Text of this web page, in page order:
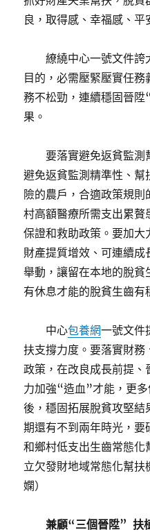
良，取得感、幸福感、平
繚繞中心一號文件誇
目的，必需壓緊壓實任
務不松勁，連續穩固晉
果。
要落實避免返貧監測
避免返貧監測精準性、
險的農戶，合適政策規
村高額醫療所需支出累
保證和救助政策。要加
財產提質增效、可連續
舉動，讓留在本地的脫
有休息才能的脫貧生齒有
中心包養網一號文件
扶支撐力度。要落實財
政策，在改良成長前提
力加強“造血”才能，更
後，穩固拓展脫貧攻堅
期還有不到兩年時光，
和鄉村低支出生齒常態
立欠發財地域常態化幫扶
嫻）
兼顧“三個晉陞” 扶